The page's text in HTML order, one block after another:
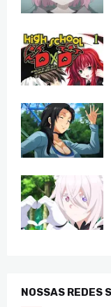
NOSSAS REDES